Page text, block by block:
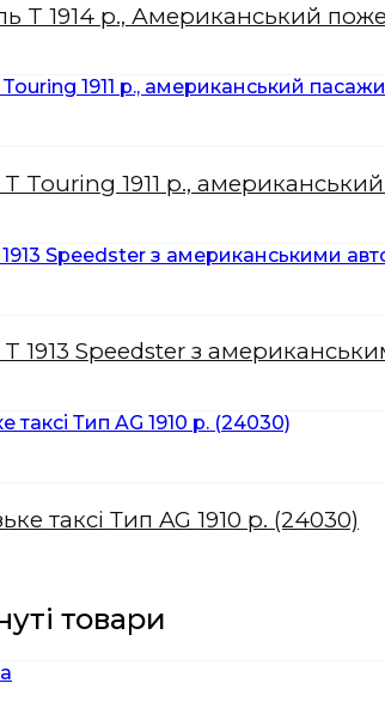
T 1914 р., Американський
Touring 1911 р.,
1913 Speedster з
таксі Тип AG 1910 р. (24030)
товари